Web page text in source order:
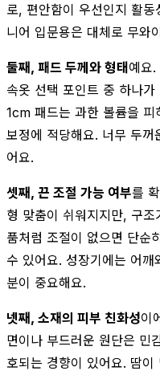
로, 편안함이 우선인지 활
니어 입문용은 대체로 무와
둘째, 패드 두께와 형태예요
속옷 선택 포인트 중 하나가
1cm 패드는 과한 볼륨을 피
보정에 적당해요. 너무 두
어요.
셋째, 끈 조절 가능 여부를
형 맞춤이 쉬워지지만, 구
품처럼 조절이 없으면 단순
수 있어요. 성장기에는 어
분이 중요해요.
넷째, 소재의 피부 친화성이
면이나 부드러운 원단은 민
호되는 경향이 있어요. 땀